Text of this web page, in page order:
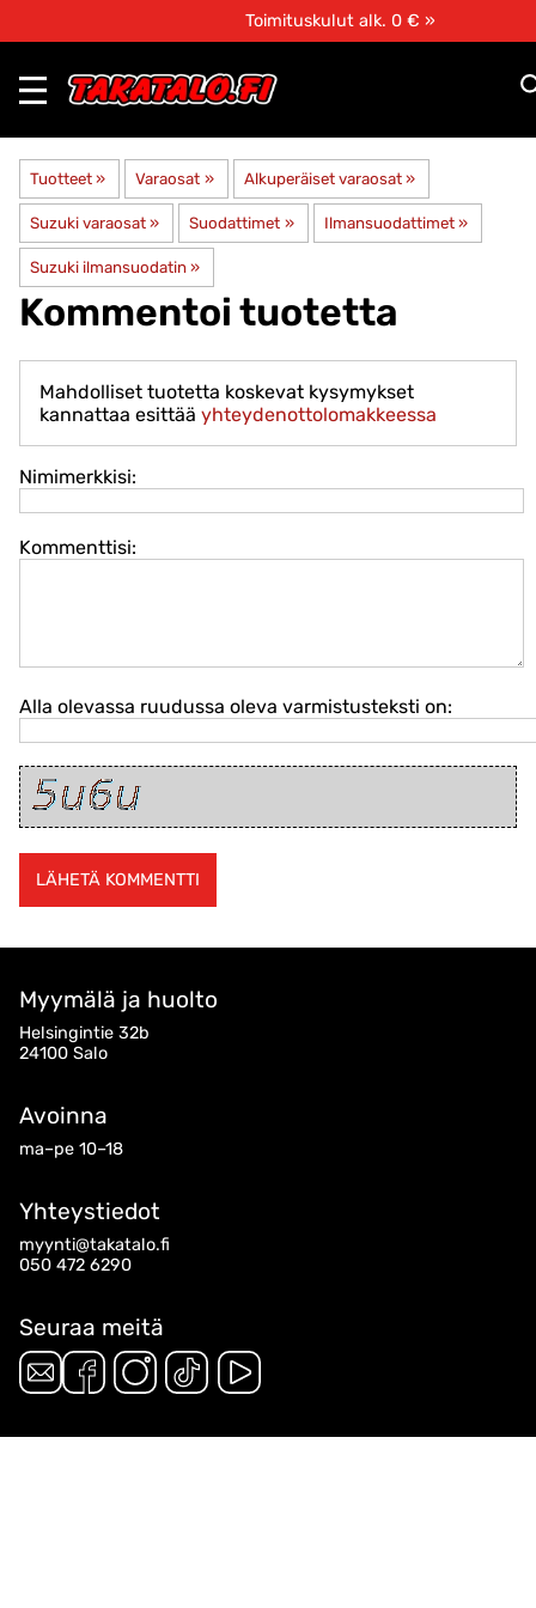
Toimituskulut alk. 0 € »
Tuotteet ‪» Varaosat ‪» Alkuperäiset varaosat ‪»
Suzuki varaosat ‪» Suodattimet ‪» Ilmansuodattimet ‪»
Suzuki ilmansuodatin ‪»
Kommentoi tuotetta
Mahdolliset tuotetta koskevat kysymykset
kannattaa esittää yhteydenottolomakkeessa
Nimimerkkisi:
Kommenttisi:
Alla olevassa ruudussa oleva varmistusteksti on:
Myymälä ja huolto
Helsingintie 32b
24100 Salo
Avoinna
ma–pe 10–18
Yhteystiedot
myynti@takatalo.fi
050 472 6290
Seuraa meitä